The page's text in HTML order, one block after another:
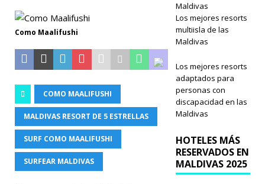
Como Maalifushi
COMO MAALIFUSHI
MALDIVAS RESORT DE 5 ESTRELLAS
SURF COMO MAALIFUSHI
SURFEAR MALDIVAS
Maldivas
Los mejores resorts
multiisla de las
Maldivas
Los mejores resorts
adaptados para
personas con
discapacidad en las
Maldivas
HOTELES MÁS
RESERVADOS EN
MALDIVAS 2025